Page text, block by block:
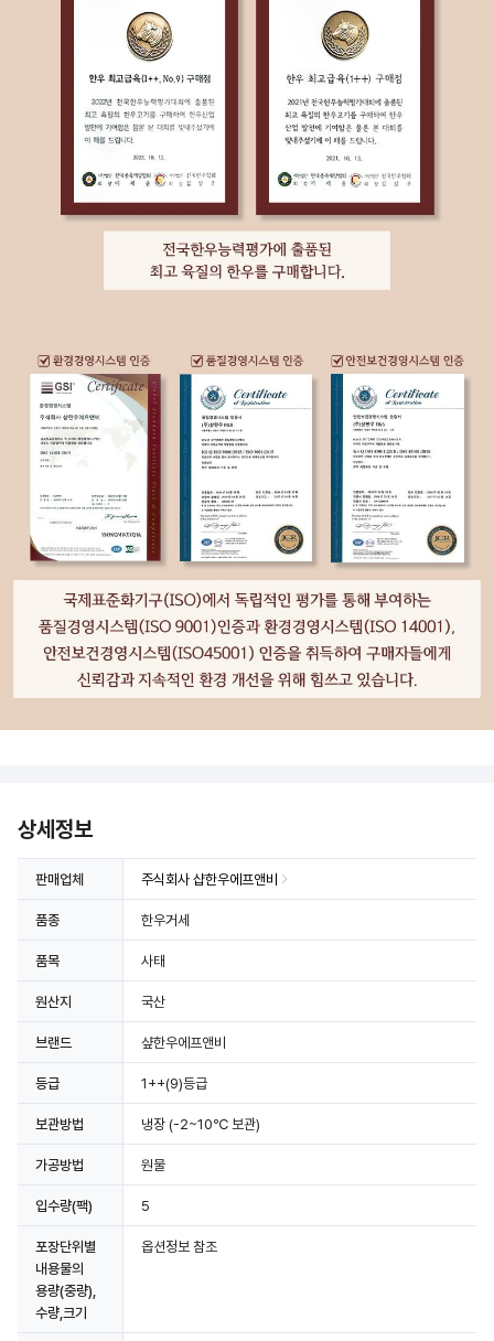
상세정보
판매업체 주식회사 샵한우에프앤비
품종 한우거세
품목 사태
원산지 국산
브랜드 샾한우에프앤비
등급 1++(9)등급
보관방법 냉장 (-2~10℃ 보관)
가공방법 원물
입수량(팩) 5
포장단위별
내용물의
용량(중량),
수량,크기
옵션정보 참조